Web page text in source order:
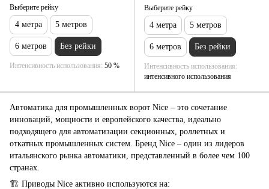
Автоматика для промышленных ворот Nice – это сочетание
инноваций, мощности и европейского качества, идеально
подходящего для автоматизации секционных, роллетных и
откатных промышленных систем. Бренд Nice – один из лидеров
итальянского рынка автоматики, представленный в более чем 100
странах.
🏗 Приводы Nice активно используются на:
Выберите рейку
4 метра 5 метров
6 метров Без рейки
Интенсивность использования 50 %
Выберите рейку
4 метра 5 метров
6 метров Без рейки
Интенсивность использования
интенсивного использования